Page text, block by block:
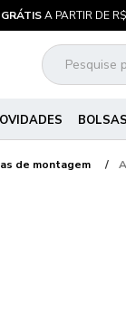
A PARTIR DE
BOLSAS
de montagem